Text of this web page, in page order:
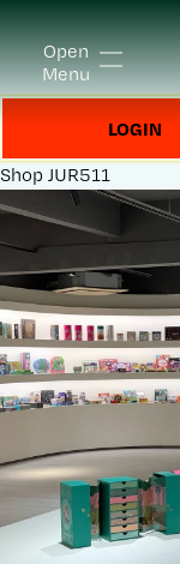
Open
Menu
LOGIN
Shop JUR511